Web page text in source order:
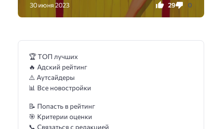
30 июня 2023 29 0
🏆 ТОП лучших
🔥 Адский рейтинг
⚠️ Аутсайдеры
📊 Все новостройки
📝 Попасть в рейтинг
🎯 Критерии оценки
📞 Связаться с редакцией